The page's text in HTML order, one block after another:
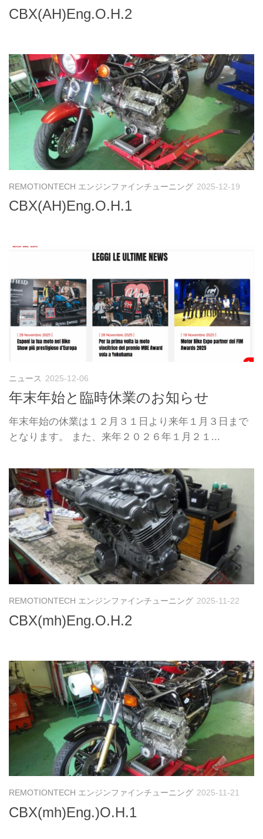
CBX(AH)Eng.O.H.2
REMOTIONTECH エンジンファインチューニング 2025-12-19
CBX(AH)Eng.O.H.1
ニュース 2025-12-06
年末年始と臨時休業のお知らせ
年末年始の休業は１２月３１日より来年１月３日まで
となります。 また、来年２０２６年１月２１...
REMOTIONTECH エンジンファインチューニング 2025-11-22
CBX(mh)Eng.O.H.2
REMOTIONTECH エンジンファインチューニング 2025-11-21
CBX(mh)Eng.)O.H.1